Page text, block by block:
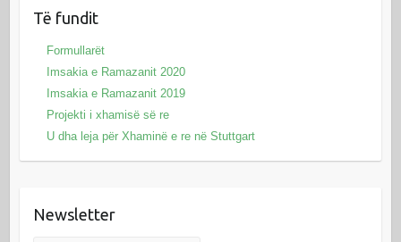
Të fundit
Formullarët
Imsakia e Ramazanit 2020
Imsakia e Ramazanit 2019
Projekti i xhamisë së re
U dha leja për Xhaminë e re në Stuttgart
Newsletter